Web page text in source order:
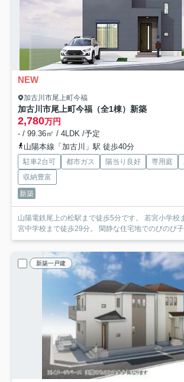
NEW
加古川市尾上町今福
加古川市尾上町今福（全1棟）新築
2,780万円
- / 99.36㎡ / 4LDK /予定
山陽本線「加古川」駅 徒歩40分
駐車2台可 都市ガス 陽当り良好 専用庭
収納豊富
新築
山陽電鉄尾上の松駅まで徒歩5分です。 若宮小学校
宮中学校まで徒歩29分。 閑静な住宅地でのびのび
新築一戸建